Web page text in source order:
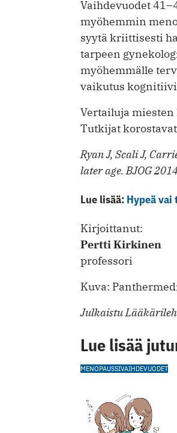
Vaihdevuodet
myöhemmin
syytä kriittisesti
tarpeen
myöhemmälle
vaikutus
Vertailuja
Tutkijat
Ryan J, Scali J,
later age. BJOG
Lue lisää: Hypeä vai
Kirjoittanut:
Pertti Kirkinen
professori
Kuva:
Julkaistu
Lue lisää
MENOPAUSSIVAIHDEVUODET